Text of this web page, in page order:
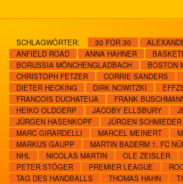
SCHLAGWÖRTER: 30 FOR 30
ANFIELD ROAD
ANNA HAHNER
BORUSSIA MÖNCHENGLADBACH
BOSTON
CHRISTOPH FETZER
CORRIE SANDERS
DIETER HECKING
DIRK NOWITZKI
FRANCOIS DUCHATEUA
FRANK
HEIKO OLDOERP
JACOBY ELLSBURY
JÜRGEN HASENKOPF
JÜRGEN SCHMIEDER
MARC GIRARDELLI
MARCEL MEINERT
MARKUS GAUPP
MARTIN BADERM 1. FC
NHL
NICOLAS MARTIN OLE ZEISLER
PETER STÖGER
PREMIER LEAGUE
TAG DES HANDBALLS
THOMAS HAHN